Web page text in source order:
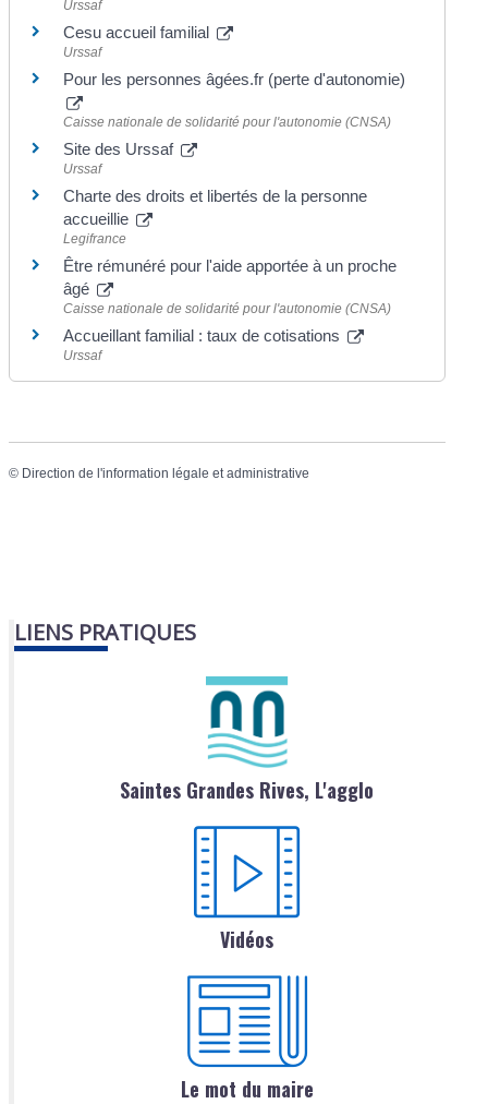
Urssaf
Cesu accueil familial
Urssaf
Pour les personnes âgées.fr (perte d'autonomie)
Caisse nationale de solidarité pour l'autonomie (CNSA)
Site des Urssaf
Urssaf
Charte des droits et libertés de la personne
accueillie
Legifrance
Être rémunéré pour l'aide apportée à un proche
âgé
Caisse nationale de solidarité pour l'autonomie (CNSA)
Accueillant familial : taux de cotisations
Urssaf
© Direction de l'information légale et administrative
LIENS PRATIQUES
Saintes Grandes Rives, L'agglo
Vidéos
Le mot du maire